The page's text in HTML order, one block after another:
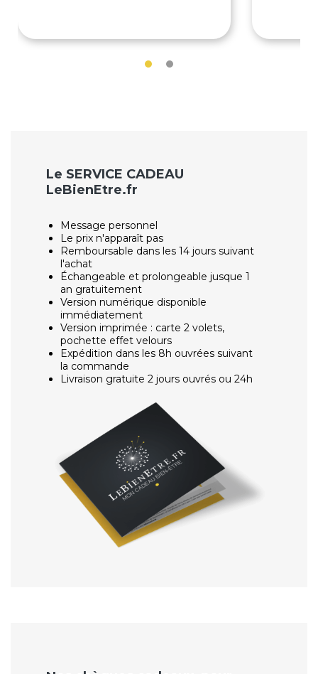
Le SERVICE CADEAU
LeBienEtre.fr
Message personnel
Le prix n'apparaît pas
Remboursable dans les 14 jours suivant
l'achat
Échangeable et prolongeable jusque 1
an gratuitement
Version numérique disponible
immédiatement
Version imprimée : carte 2 volets,
pochette effet velours
Expédition dans les 8h ouvrées suivant
la commande
Livraison gratuite 2 jours ouvrés ou 24h